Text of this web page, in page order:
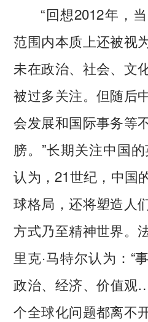
“回想2012年，当
范围内本质上还被视
未在政治、社会、文
被过多关注。但随后
会发展和国际事务等
膀。”长期关注中国
认为，21世纪，中国
球格局，还将塑造人
方式乃至精神世界。
里克·马特尔认为：“
政治、经济、价值
个全球化问题都离不